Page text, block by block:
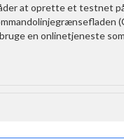
at oprette et testnet
en onlinetjeneste